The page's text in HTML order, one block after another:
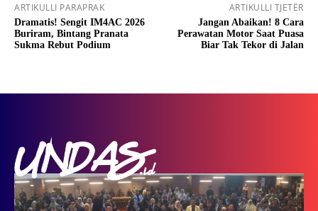
ARTIKULLI PARAPRAK
Dramatis! Sengit IM4AC 2026
Buriram, Bintang Pranata
Sukma Rebut Podium
ARTIKULLI TJETËR
Jangan Abaikan! 8 Cara
Perawatan Motor Saat Puasa
Biar Tak Tekor di Jalan